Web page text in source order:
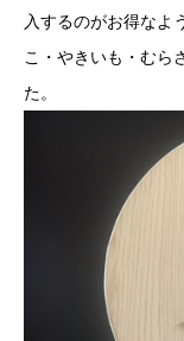
入するのがお得なよ
こ・やきいも・むら
た。